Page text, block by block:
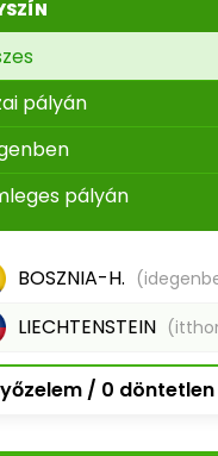
pályán
pályán
BOSZNIA-H.
LIECHTENSTEIN
/ 0